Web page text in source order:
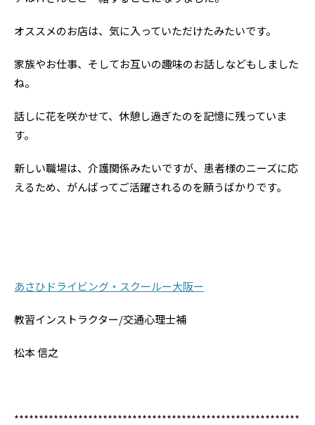
オススメのお店は、気に入っていただけたみたいです。
家族やお仕事、そしてお互いの趣味のお話しなどもしました
ね。
話しに花を咲かせて、休憩し過ぎたのを記憶に残っていま
す。
新しい職場は、介護関係みたいですが、患者様のニーズに応
えるため、がんばってご活躍されるのを願うばかりです。
あさひドライビング・スクールー大阪ー
教習インストラクター/交通心理士補
松本 信之
**********************************************************